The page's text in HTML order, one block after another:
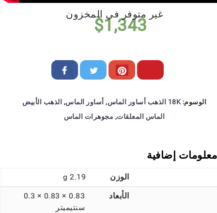
$1,343
غير متوفر في المخزون
الوسوم: 18K الذهب أساور الماس , أساور الماس, الذهب الأبيض
الماس المعلقات, مجوهرات الماس
معلومات إضافية
الوزن 2.19 g
الأبعاد
0.83 × 0.83 × 0.3
سنتيميتر